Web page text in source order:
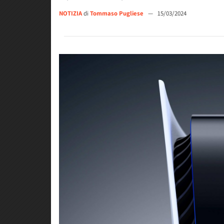
NOTIZIAdi Tommaso Pugliese — 15/03/2024